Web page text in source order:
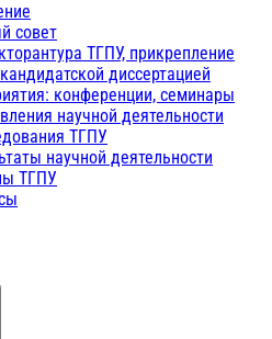
совет
ТГПУ, прикрепление
диссертацией
конференции, семинары
научной деятельности
ТГПУ
научной деятельности
ТГПУ